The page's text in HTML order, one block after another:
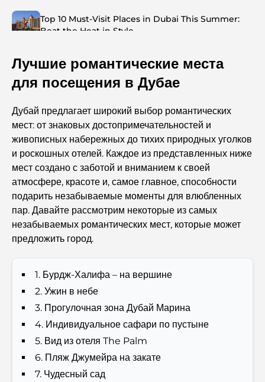
Top 10 Must-Visit Places in Dubai This Summer:
Beat the Heat in Style
Top 7 Busiest Airports in the World: Hub of Global
Abu Dhabi vs Dubai: A Practical Comparison for
Investors and Residents
Best Schools in Downtown Dubai: A Guide for
Families
Чем заняться летом в Дубае: подробное руководство
по спасению от жары
Лучшие подарки класса люкс для мужчин:
продуманные и вневременные идеи для презентов.
Школы рядом с Палм-Джумейра: подробное
руководство для семей
полный путеводитель
Лучшие кофейни Дубая с прекрасным видом:
идеальное сочетание вкуса и пейзажа.
Лучшие романтические места
для посещения в Дубае
Дубай предлагает широкий выбор романтических
мест: от знаковых достопримечательностей и
живописных набережных до тихих природных уголков
и роскошных отелей. Каждое из представленных ниже
мест создано с заботой и вниманием к своей
атмосфере, красоте и, самое главное, способности
подарить незабываемые моменты для влюбленных
пар. Давайте рассмотрим некоторые из самых
незабываемых романтических мест, которые может
предложить город.
1. Бурдж-Халифа – на вершине
2. Ужин в небе
3. Прогулочная зона Дубай Марина
4. Индивидуальное сафари по пустыне
5. Вид из отеля The Palm
6. Пляж Джумейра на закате
7. Чудесный сад